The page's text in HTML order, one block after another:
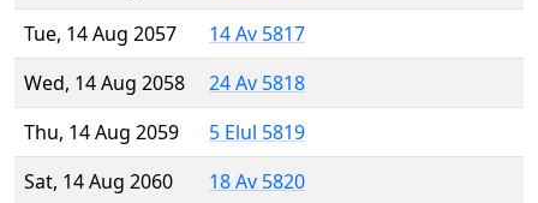
Tue, 14 Aug 2057
14 Av 5817
Wed, 14 Aug 2058
24 Av 5818
Thu, 14 Aug 2059
5 Elul 5819
Sat, 14 Aug 2060
18 Av 5820